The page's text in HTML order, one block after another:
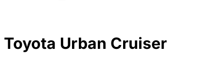
Toyota Urban Cruiser